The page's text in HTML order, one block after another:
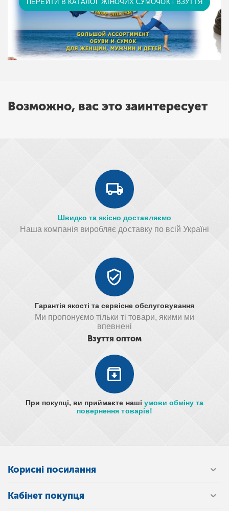
ПЕРЕЙТИ В КАТАЛОГ ЖІНОЧИХ СУМОЧОК і ВЗУТТЯ
Возможно, вас это заинтересует
Швидко та якісно доставляємо
Наша компанія виробляє доставку по всій Україні
Гарантія якості та сервісне обслуговування
Ми пропонуємо тільки ті товари, якими ми
впевнені
Взуття оптом
При покупці, ви приймаєте наші умови обміну та
повернення товарів!
Корисні посилання
Кабінет покупця